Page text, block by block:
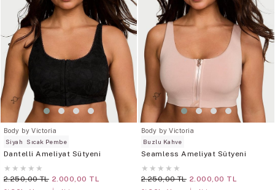
Body by Victoria
Siyah
Sıcak Pembe
Dantelli Ameliyat Sütyeni
★ ★ ★ ★ ★
2.250,00 TL 2.000,00 TL
Body by Victoria
Buzlu Kahve
Seamless Ameliyat Sütyeni
★ ★ ★ ★ ★
2.250,00 TL 2.000,00 TL